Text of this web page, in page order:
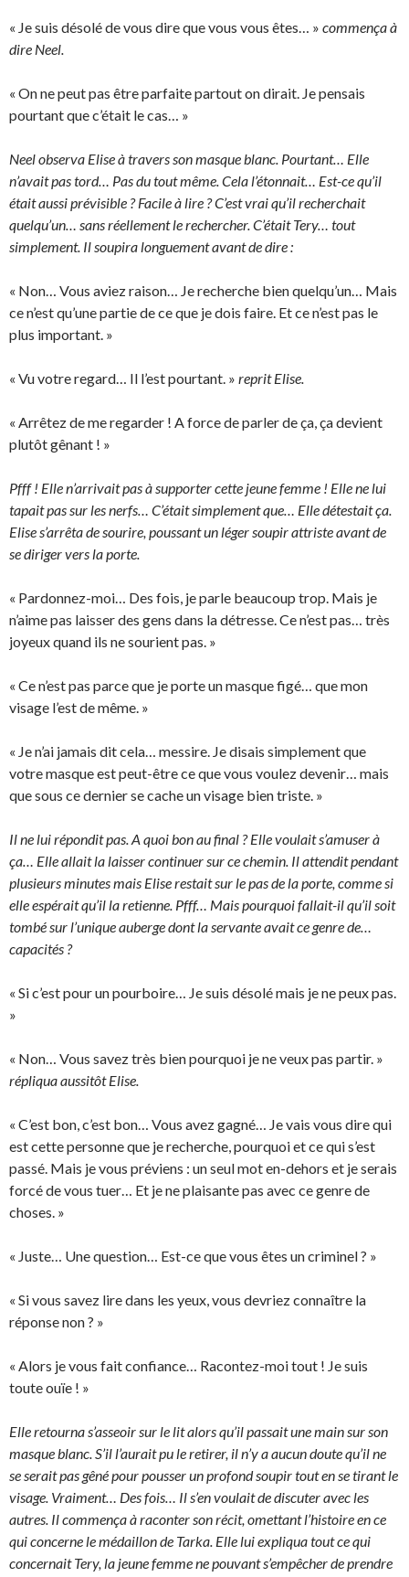
« Je suis désolé de vous dire que vous vous êtes… » commença à
dire Neel.
« On ne peut pas être parfaite partout on dirait. Je pensais
pourtant que c’était le cas… »
Neel observa Elise à travers son masque blanc. Pourtant… Elle
n’avait pas tord… Pas du tout même. Cela l’étonnait… Est-ce qu’il
était aussi prévisible ? Facile à lire ? C’est vrai qu’il recherchait
quelqu’un… sans réellement le rechercher. C’était Tery… tout
simplement. Il soupira longuement avant de dire :
« Non… Vous aviez raison… Je recherche bien quelqu’un… Mais
ce n’est qu’une partie de ce que je dois faire. Et ce n’est pas le
plus important. »
« Vu votre regard… Il l’est pourtant. » reprit Elise.
« Arrêtez de me regarder ! A force de parler de ça, ça devient
plutôt gênant ! »
Pfff ! Elle n’arrivait pas à supporter cette jeune femme ! Elle ne lui
tapait pas sur les nerfs… C’était simplement que… Elle détestait ça.
Elise s’arrêta de sourire, poussant un léger soupir attriste avant de
se diriger vers la porte.
« Pardonnez-moi… Des fois, je parle beaucoup trop. Mais je
n’aime pas laisser des gens dans la détresse. Ce n’est pas… très
joyeux quand ils ne sourient pas. »
« Ce n’est pas parce que je porte un masque figé… que mon
visage l’est de même. »
« Je n’ai jamais dit cela… messire. Je disais simplement que
votre masque est peut-être ce que vous voulez devenir… mais
que sous ce dernier se cache un visage bien triste. »
Il ne lui répondit pas. A quoi bon au final ? Elle voulait s’amuser à
ça… Elle allait la laisser continuer sur ce chemin. Il attendit pendant
plusieurs minutes mais Elise restait sur le pas de la porte, comme si
elle espérait qu’il la retienne. Pfff… Mais pourquoi fallait-il qu’il soit
tombé sur l’unique auberge dont la servante avait ce genre de…
capacités ?
« Si c’est pour un pourboire… Je suis désolé mais je ne peux pas.
»
« Non… Vous savez très bien pourquoi je ne veux pas partir. »
répliqua aussitôt Elise.
« C’est bon, c’est bon… Vous avez gagné… Je vais vous dire qui
est cette personne que je recherche, pourquoi et ce qui s’est
passé. Mais je vous préviens : un seul mot en-dehors et je serais
forcé de vous tuer… Et je ne plaisante pas avec ce genre de
choses. »
« Juste… Une question… Est-ce que vous êtes un criminel ? »
« Si vous savez lire dans les yeux, vous devriez connaître la
réponse non ? »
« Alors je vous fait confiance… Racontez-moi tout ! Je suis
toute ouïe ! »
Elle retourna s’asseoir sur le lit alors qu’il passait une main sur son
masque blanc. S’il l’aurait pu le retirer, il n’y a aucun doute qu’il ne
se serait pas gêné pour pousser un profond soupir tout en se tirant le
visage. Vraiment… Des fois… Il s’en voulait de discuter avec les
autres. Il commença à raconter son récit, omettant l’histoire en ce
qui concerne le médaillon de Tarka. Elle lui expliqua tout ce qui
concernait Tery, la jeune femme ne pouvant s’empêcher de prendre